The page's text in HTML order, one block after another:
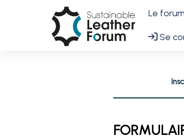
Le forum
Se